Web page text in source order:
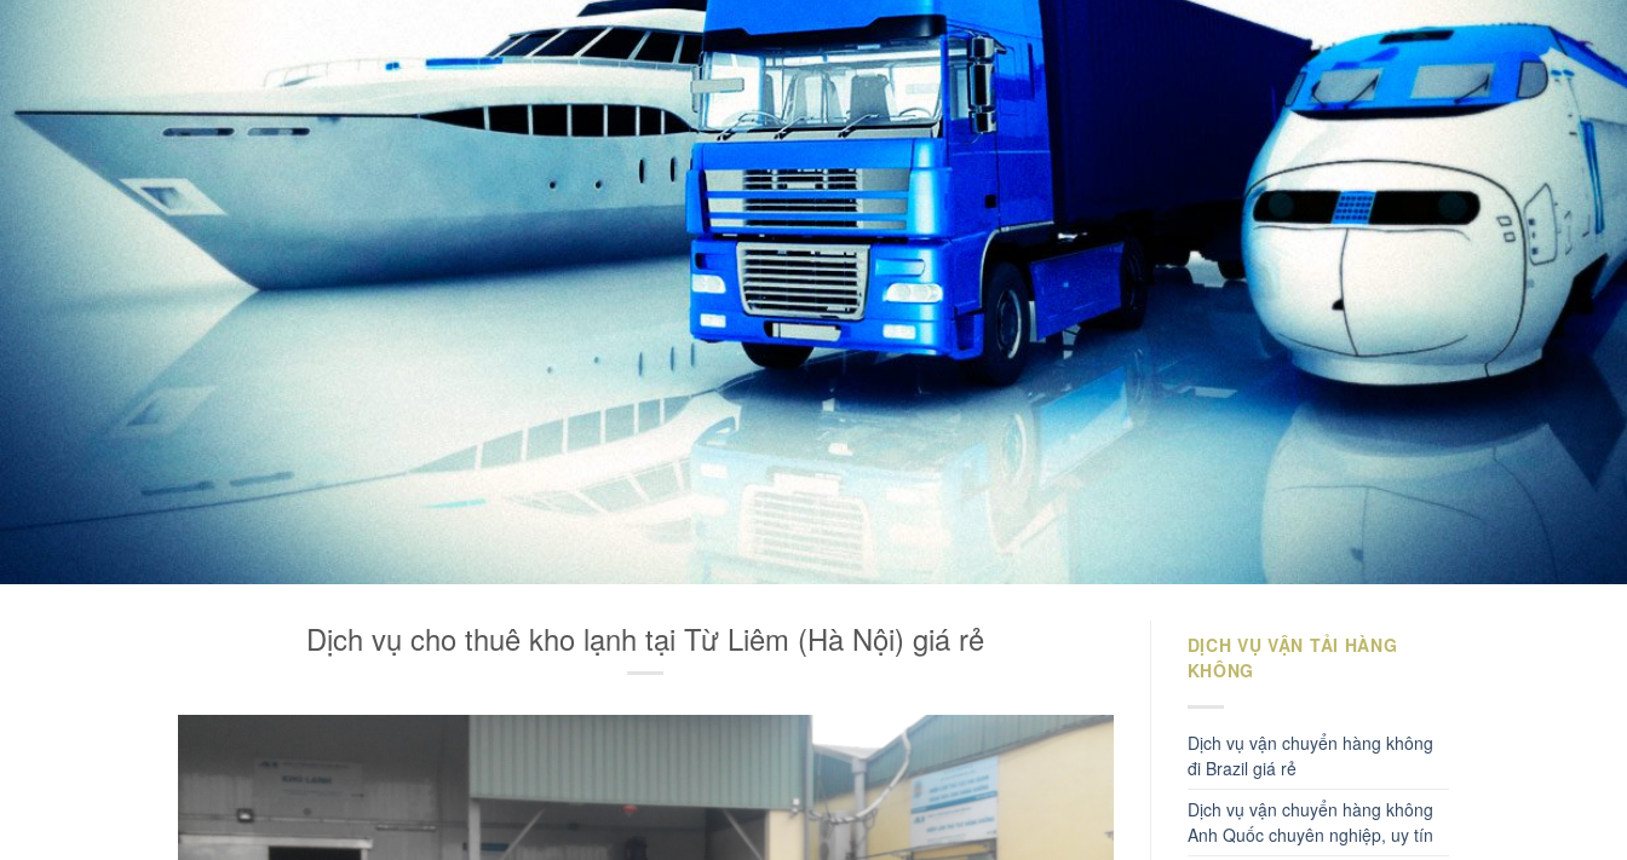
Dịch vụ cho thuê kho lạnh tại Từ Liêm (Hà Nội) giá rẻ
DỊCH VỤ VẬN TẢI HÀNG
KHÔNG
Dịch vụ vận chuyển hàng không
đi Brazil giá rẻ
Dịch vụ vận chuyển hàng không
Anh Quốc chuyên nghiệp, uy tín